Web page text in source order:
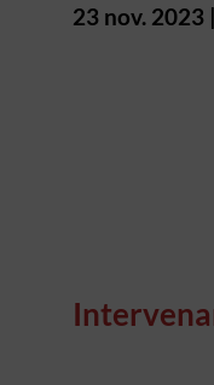
23 nov. 2023